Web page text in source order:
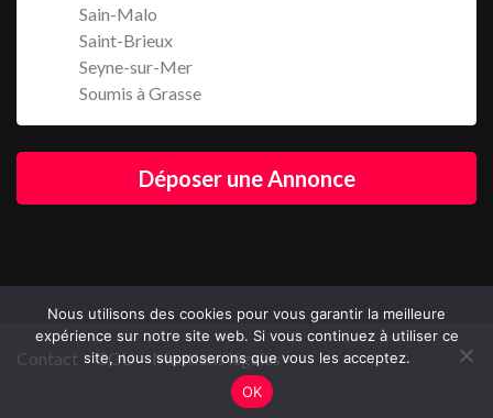
Sain-Malo
Saint-Brieux
Seyne-sur-Mer
Soumis à Grasse
Déposer une Annonce
Contact CGU Mentions légales
Nous utilisons des cookies pour vous garantir la meilleure
expérience sur notre site web. Si vous continuez à utiliser ce
site, nous supposerons que vous les acceptez.
OK